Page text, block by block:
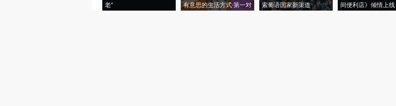
老”
有意思的生活方式·第一对
索葡语国家新渠道
间便利店》倾情上线